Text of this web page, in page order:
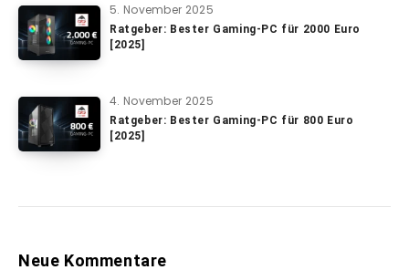
5. November 2025
Ratgeber: Bester Gaming-PC für 2000 Euro
[2025]
4. November 2025
Ratgeber: Bester Gaming-PC für 800 Euro
[2025]
Neue Kommentare